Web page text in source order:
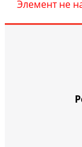
Элемент не